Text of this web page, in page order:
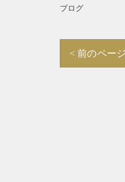
ブログ
< 前のページ